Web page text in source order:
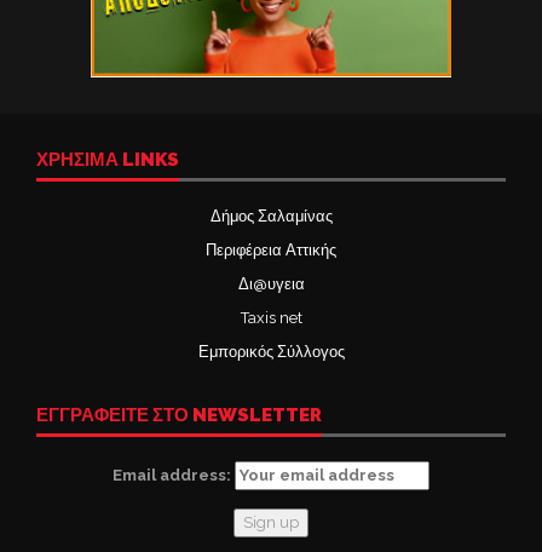
ΧΡΉΣΙΜΑ LINKS
Δήμος Σαλαμίνας
Περιφέρεια Αττικής
Δι@υγεια
Taxis net
Εμπορικός Σύλλογος
ΕΓΓΡΑΦΕΙΤΕ ΣΤΟ NEWSLETTER
Email address: